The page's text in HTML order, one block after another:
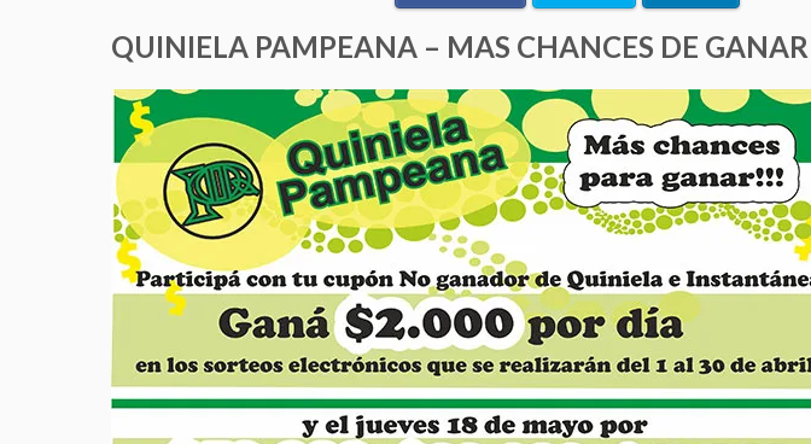
QUINIELA PAMPEANA – MAS CHANCES DE GANAR